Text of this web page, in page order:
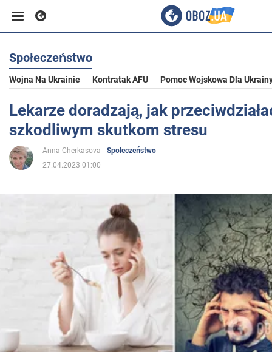
Biznes
Sport
Rozrywka
Społeczeństwo
Wojna na Ukrainie
Społeczeństwo
Wojna Na Ukrainie Kontratak AFU Pomoc Wojskowa Dla
Lekarze doradzają, jak
szkodliwym skutkom stresu
Anna Cherkasova
Społeczeństwo
27.04.2023 01:00